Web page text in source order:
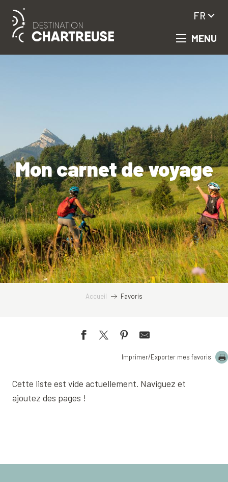
contenu
principal
MENU
FR
Mon carnet de voyage
Accueil Favoris
Imprimer/Exporter mes favoris
Cette liste est vide actuellement. Naviguez et
ajoutez des pages !